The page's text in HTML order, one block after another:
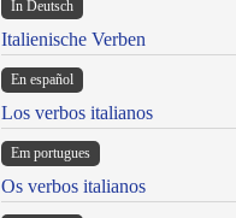
In Deutsch
Italienische Verben
En español
Los verbos italianos
Em portugues
Os verbos italianos